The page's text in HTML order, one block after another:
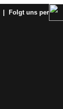
| Folgt uns per